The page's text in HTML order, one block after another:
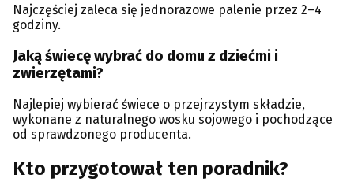
Najczęściej zaleca się jednorazowe palenie przez 2–4
godziny.
Jaką świecę wybrać do domu z dziećmi i
zwierzętami?
Najlepiej wybierać świece o przejrzystym składzie,
wykonane z naturalnego wosku sojowego i pochodzące
od sprawdzonego producenta.
Kto przygotował ten poradnik?